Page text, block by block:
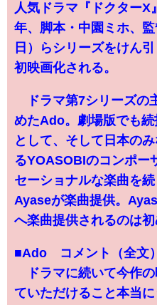
人気ドラマ『ドクターX
年、脚本・中園ミホ、
日）らシリーズをけん
初映画化される。
ドラマ第7シリーズの
めたAdo。劇場版でも
として、そして日本の
るYOASOBIのコンポー
セーショナルな楽曲を
Ayaseが楽曲提供。
へ楽曲提供されるのは
■Ado コメント（全文）
ドラマに続いて今作の
ていただけること本当